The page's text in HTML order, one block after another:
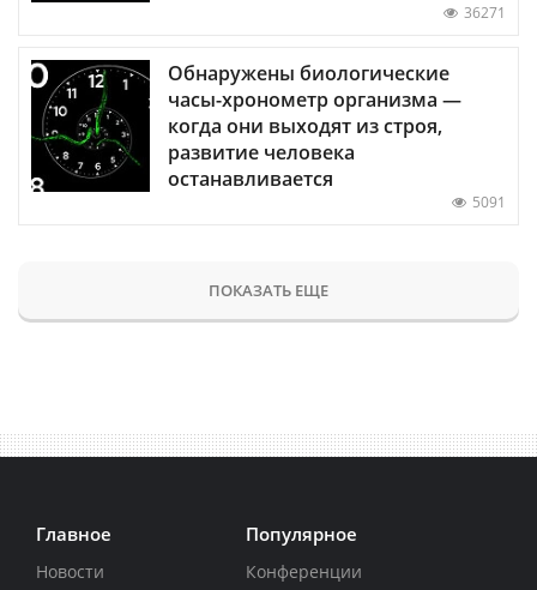
36271
Обнаружены биологические
часы-хронометр организма —
когда они выходят из строя,
развитие человека
останавливается
5091
ПОКАЗАТЬ ЕЩЕ
Главное
Новости
Популярное
Конференции